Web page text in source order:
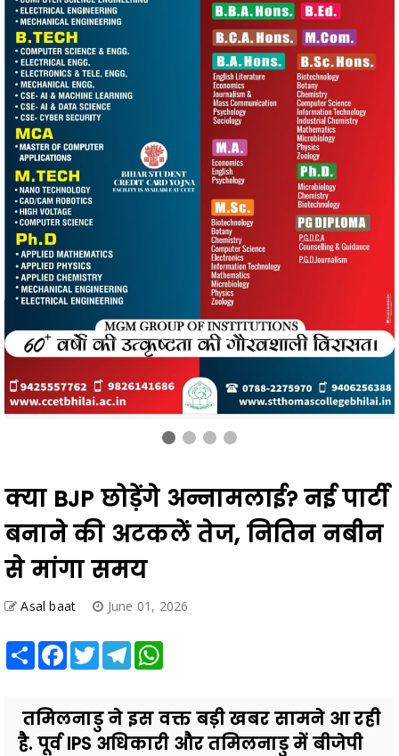
क्या BJP छोड़ेंगे अन्नामलाई? नई पार्टी
बनाने की अटकलें तेज, नितिन नबीन
से मांगा समय
Asal baat
तमिलनाडु ने इस वक्त बड़ी खबर सामने आ रही
के अहम चेहरों में शुमार के अन्नामलाई के BJP
से अलग हो...